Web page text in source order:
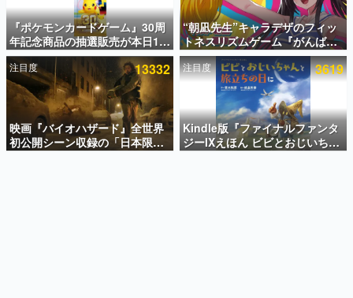
アプリセール情報
インタビュー
連載・特集一覧
殿堂入り記事
SNS拡散数が数千以上！ ページビュー数万以上！ などな
ど。多くの人々に読まれた、電ファミ渾身の“殿堂入り”記
事をまとめました。
『ポケモンカードゲーム』30周
年記念商品の抽選販売が本日12
時より開始。拡張パック「30th
CELEBRATION」のボックス
に、「プレミアムデッキセット
エーフィ・ブラッキー」
「FUTURISTIC BOX」の計3商
品
“朝凪先生”キャラデザのフィッ
トネスリズムゲーム『がんば
れ！チアリズム』Steamストア
ページが公開。キャラクターの
CVは陽向葵ゅかさん
注目度 13332
映画『バイオハザード』全世界
初公開シーン収録の「日本限
定」予告映像が解禁。バイオの
注目度 3619
Kindle版『ファイナルファンタ
ジーIXえほん ビビとおじいちゃ
んと旅立ちの日に』が半額の